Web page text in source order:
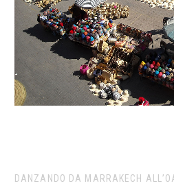
DANZANDO DA MARRAKECH